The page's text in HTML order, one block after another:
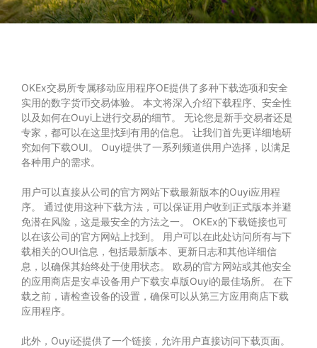
OKEx交易所专属移动应用程序OE提供了多种下载选项和安全
实用的数字货币交易体验。 本文将深入介绍下载程序、安全性
以及如何在Ouyi上进行交易的细节。 无论您是新手交易者还是
专家，都可以在这里找到有用的信息。 让我们首先更详细地研
究如何下载OUI。 Ouyi提供了一系列频道供用户选择，以满足
各种用户的需求。
用户可以直接从公司的官方网站下载最新版本的Ouyi应用程
序。 通过使用这种下载方法，可以保证用户收到正式版本并避
免潜在风险，这是最安全的方法之一。 OKEx的下载链接也可
以在该公司的官方网站上找到。 用户可以在此处访问所有与下
载相关的OUI信息，包括最新版本、更新日志和其他详细信
息，以确保其始终处于使用状态。 欧易的官方网站或其他安全
的应用商店是安卓设备用户下载安卓版Ouyi的最佳场所。 在下
载之前，请检查设备的设置，确保可以从第三方应用商店下载
应用程序。
此外，Ouyi还提供了一个链接，允许用户直接访问下载页面。